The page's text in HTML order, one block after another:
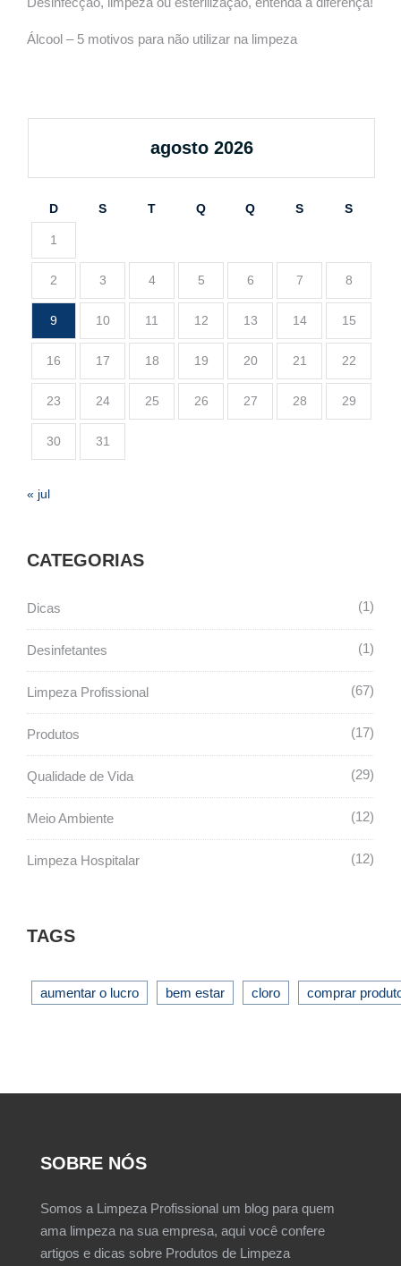
Álcool – 5 motivos para não utilizar na limpeza
agosto 2026
D S T Q Q S S
1
2 3 4 5 6 7 8
9 10 11 12 13 14 15
16 17 18 19 20 21 22
23 24 25 26 27 28 29
30 31
« jul
CATEGORIAS
Dicas 1
Desinfetantes 1
Limpeza Profissional 67
Produtos 17
Qualidade de Vida 29
Meio Ambiente 12
Limpeza Hospitalar 12
TAGS
aumentar o lucro bem estar cloro comprar
SOBRE NÓS
Somos a Limpeza Profissional um blog para quem
ama limpeza na sua empresa, aqui você confere
artigos e dicas sobre Produtos de Limpeza